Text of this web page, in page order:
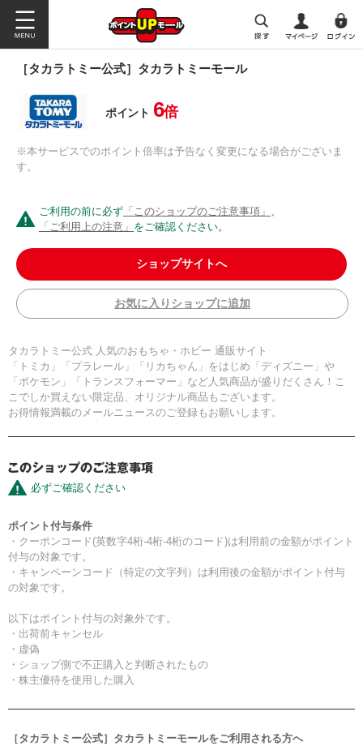
［タカラトミー公式］タカラトミーモール
ポイント 6倍
※本サービスでのポイント倍率は予告なく変更になる場合がございま
す。
ご利用の前に必ず 「このショップのご注意事項」 、
「ご利用上の注意」 をご確認ください。
ショップサイトへ
お気に入りショップに追加
タカラトミー公式 人気のおもちゃ・ホビー 通販サイト
「トミカ」「プラレール」「リカちゃん」をはじめ「ディズニー」や
「ポケモン」「トランスフォーマー」など人気商品が盛りだくさん！こ
こでしか買えない限定品、オリジナル商品もございます。
お得情報満載のメールニュースのご登録もお願いします。
必ずご確認ください
ポイント付与条件
・クーポンコード(英数字4桁-4桁-4桁のコード)は利用前の金額がポイント
付与の対象です。
・キャンペーンコード（特定の文字列）は利用後の金額がポイント付与
の対象です。
以下はポイント付与の対象外です。
・出荷前キャンセル
・虚偽
・ショップ側で不正購入と判断されたもの
・株主優待を使用した購入
［タカラトミー公式］タカラトミーモールをご利用される方へ